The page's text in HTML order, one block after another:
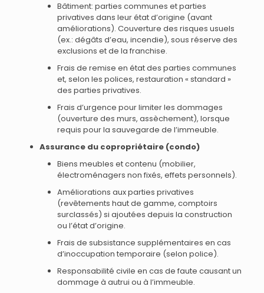
Bâtiment: parties communes et parties
privatives dans leur état d’origine (avant
améliorations). Couverture des risques usuels
(ex.: dégâts d’eau, incendie), sous réserve des
exclusions et de la franchise.
Frais de remise en état des parties communes
et, selon les polices, restauration « standard »
des parties privatives.
Frais d’urgence pour limiter les dommages
(ouverture des murs, assèchement), lorsque
requis pour la sauvegarde de l’immeuble.
Assurance du copropriétaire (condo)
Biens meubles et contenu (mobilier,
électroménagers non fixés, effets personnels).
Améliorations aux parties privatives
(revêtements haut de gamme, comptoirs
surclassés) si ajoutées depuis la construction
ou l’état d’origine.
Frais de subsistance supplémentaires en cas
d’inoccupation temporaire (selon police).
Responsabilité civile en cas de faute causant un
dommage à autrui ou à l’immeuble.